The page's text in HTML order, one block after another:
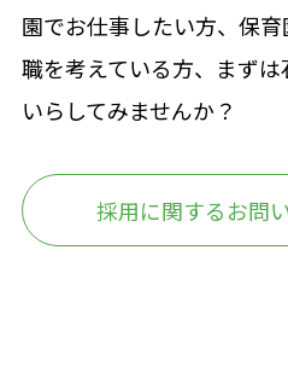
園でお仕事したい方、保
職を考えている方、まず
いらしてみませんか？
採用に関するお問